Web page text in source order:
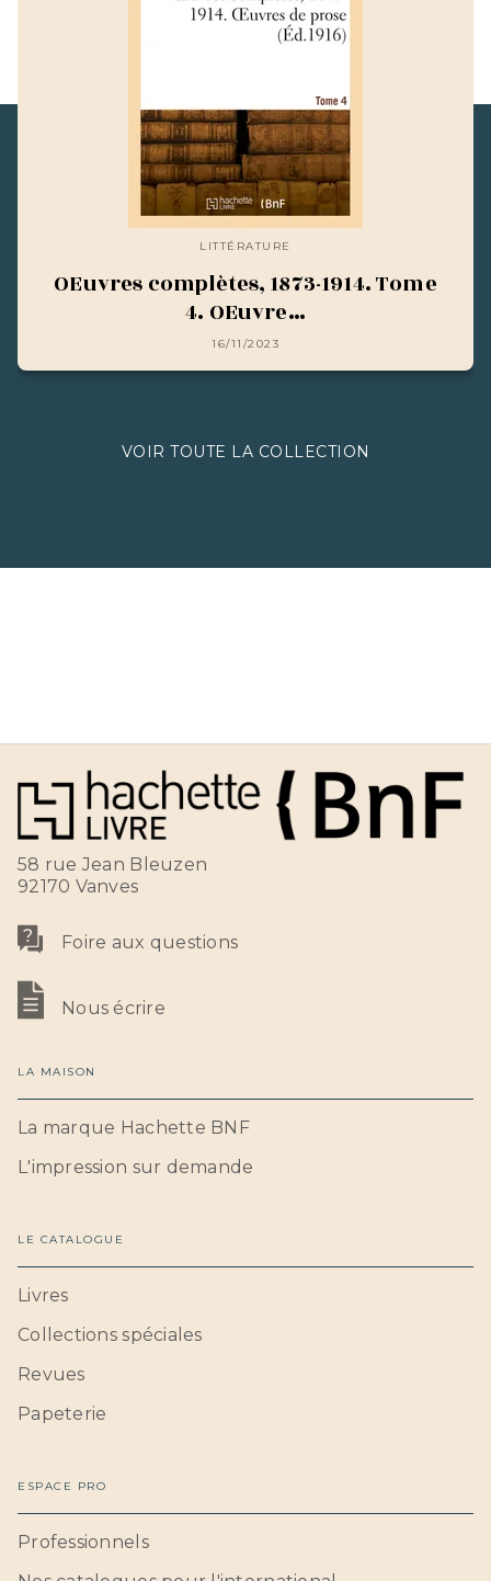
LITTÉRATURE
OEuvres complètes, 1873-1914. Tome
4. OEuvre…
16/11/2023
VOIR TOUTE LA COLLECTION
58 rue Jean Bleuzen
92170 Vanves
Foire aux questions
Nous écrire
LA MAISON
La marque Hachette BNF
L'impression sur demande
LE CATALOGUE
Livres
Collections spéciales
Revues
Papeterie
ESPACE PRO
Professionnels